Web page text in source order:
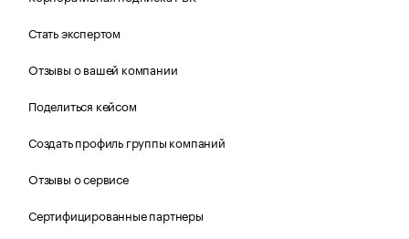
Стать экспертом
Отзывы о вашей компании
Поделиться кейсом
Создать профиль группы компаний
Отзывы о сервисе
Сертифицированные партнеры